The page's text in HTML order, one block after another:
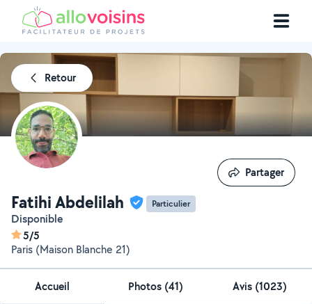
Retour
Fatihi Abdelilah Particulier
Disponible
5/5
Paris (Maison Blanche 21)
Partager
Partager
Accueil Photos (41) Avis (1023)